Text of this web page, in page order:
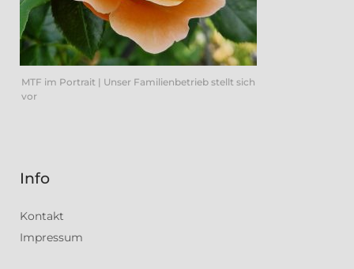
MTF im Portrait | Unser Familienbetrieb stellt sich
vor
Info
Kontakt
Impressum